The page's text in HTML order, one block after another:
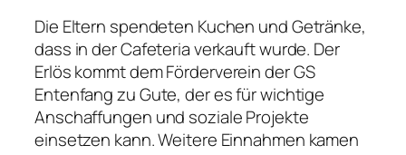
Die Eltern spendeten Kuchen und Getränke,
dass in der Cafeteria verkauft wurde. Der
Erlös kommt dem Förderverein der GS
Entenfang zu Gute, der es für wichtige
Anschaffungen und soziale Projekte
einsetzen kann. Weitere Einnahmen kamen